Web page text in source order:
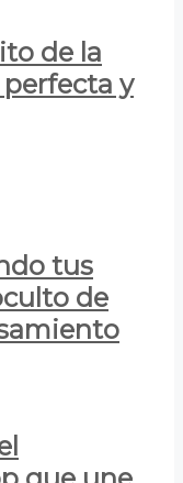
de la
y
tus
de